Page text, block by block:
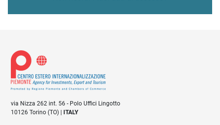
via Nizza 262 int. 56 - Polo Uffici Lingotto
10126 Torino (TO) |
ITALY